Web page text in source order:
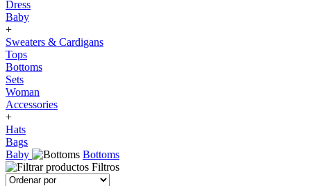
Dress
Baby
+
Sweaters & Cardigans
Tops
Bottoms
Sets
Woman
Accessories
+
Hats
Bags
Baby
Bottoms
Filtros